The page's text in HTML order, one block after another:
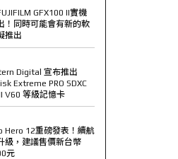
GFX100 II實機
！同時可能會有新的軟
推出
Digital 宣布推出
Extreme PRO SDXC
V60 等級記憶卡
Hero 12重磅發表！續航
級，建議售價新台幣
元